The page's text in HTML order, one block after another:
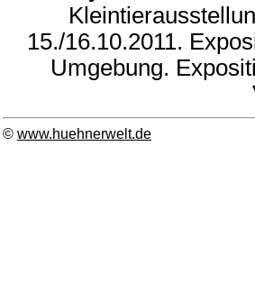
15./16.10.2011.
Umgebung.
© www.huehnerwelt.de